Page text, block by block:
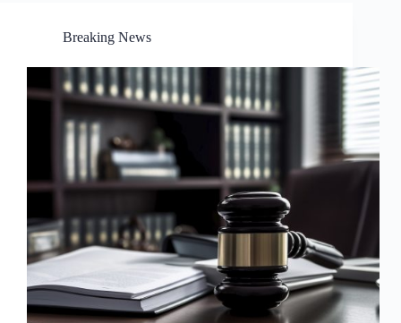
Breaking News